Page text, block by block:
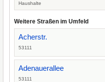
Haushalte
Weitere Straßen im Umfeld
Acherstr.
53111
Adenauerallee
53111